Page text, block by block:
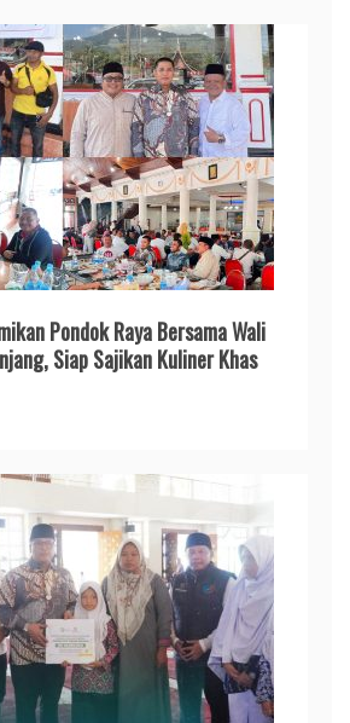
Pondok Raya Bersama Wali
Siap Sajikan Kuliner Khas